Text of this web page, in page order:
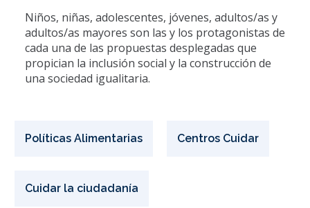
Niños, niñas, adolescentes, jóvenes, adultos/as y
adultos/as mayores son las y los protagonistas de
cada una de las propuestas desplegadas que
propician la inclusión social y la construcción de
una sociedad igualitaria.
Políticas Alimentarias Centros Cuidar
Cuidar la ciudadanía